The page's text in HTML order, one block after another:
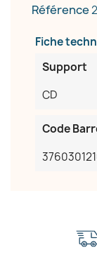
Référence
Fiche
Support
CD
Code